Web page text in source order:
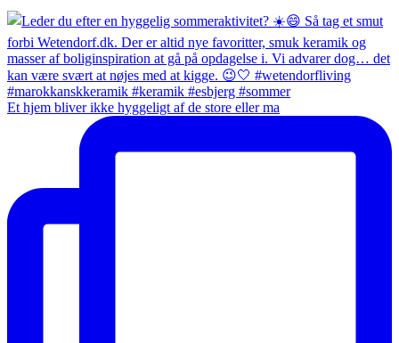
Et hjem bliver ikke hyggeligt af de store eller ma